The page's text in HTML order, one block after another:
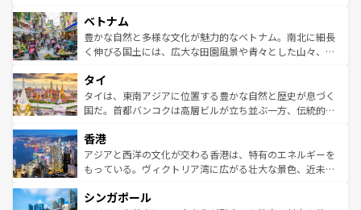
参照してほしい。
容にもいいと評判のスイーツなど、バラエティ豊かな料理
が味わえる。 なお、新着の台湾情報は コンテンツ一覧を参
照してほしい。
き、地方に足を延ばせば四季折々の自然美を楽しむことが
できる。そして、キムチや焼肉、絶品のストリートフード
まで、さまざまな韓国料理が待っている。夜には、韓国な
リティに包まれながら、韓国の多彩な魅力を心ゆくまで味
わってみてほしい。 なお、新着の韓国情報はコンテンツ一
覧を参照してほしい。
ベトナム
豊かな自然と多様な文化が魅力的なベトナム。南北に細長
く伸びる国土には、広大な田園風景や青々とした山々、世
急速な発展と共に伝統が息づく。ハノイの古い町並みやホ
ーチミン市のフランス統治時代の建物も、独特の雰囲気を
醸し出している。また、バラエティの豊かさとおいしさで
とつ。フォーやバインミー、ベトナムコーヒーなどは、ぜ
ひ現地で味わいたい。どの地域を訪れてもあたたかい人々
が旅行者を迎えてくれるので、きっと忘れられない旅にな
参照してほしい。
タイ
タイは、東南アジアに位置する豊かな自然と歴史が息づく
国だ。首都バンコクは高層ビルが立ち並ぶ一方、伝統的な
の活気が交差している。北部ではチェンマイなどの山岳地
帯で自然と触れ合い、南部ではプーケットやクラビの美し
いビーチでリゾート気分を楽しむことができる。タイ料理
激する。気候は一年中温暖で、どの季節にも異なる楽しみ
香港
アジアと西洋の文化が交わる香港は、特有のエネルギーを
もっている。ヴィクトリア湾に広がる壮大な景色、近未来
み、どこを訪れても感動するはず。観光スポットが密集し
シンガポール